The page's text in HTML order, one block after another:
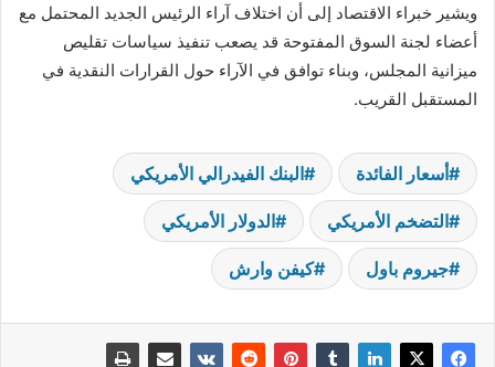
ويشير خبراء الاقتصاد إلى أن اختلاف آراء الرئيس الجديد المحتمل مع
أعضاء لجنة السوق المفتوحة قد يصعب تنفيذ سياسات تقليص
ميزانية المجلس، وبناء توافق في الآراء حول القرارات النقدية في
المستقبل القريب.
أسعار الفائدة البنك الفيدرالي الأمريكي
التضخم الأمريكي الدولار الأمريكي
جيروم باول كيفن وارش